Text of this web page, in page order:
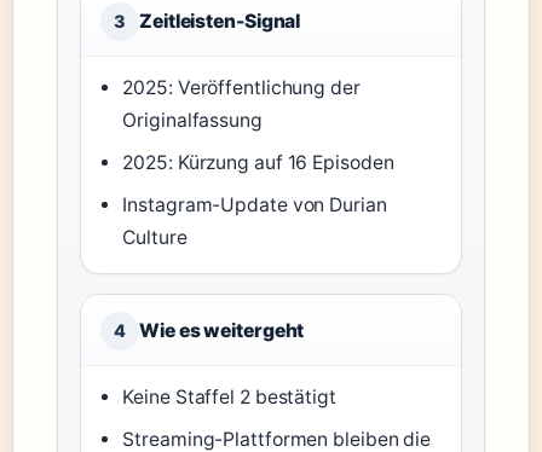
3 Zeitleisten-Signal
2025: Veröffentlichung der
Originalfassung
2025: Kürzung auf 16 Episoden
Instagram-Update von Durian
Culture
4 Wie es weitergeht
Keine Staffel 2 bestätigt
Streaming-Plattformen bleiben die